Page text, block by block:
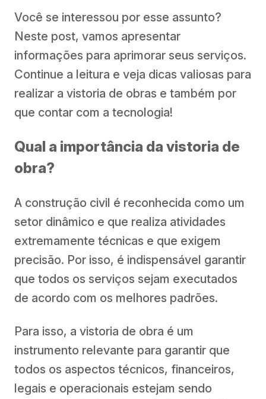
Você se interessou por esse assunto?
Neste post, vamos apresentar
informações para aprimorar seus serviços.
Continue a leitura e veja dicas valiosas para
realizar a vistoria de obras e também por
que contar com a tecnologia!
Qual a importância da vistoria de
obra?
A construção civil é reconhecida como um
setor dinâmico e que realiza atividades
extremamente técnicas e que exigem
precisão. Por isso, é indispensável garantir
que todos os serviços sejam executados
de acordo com os melhores padrões.
Para isso, a vistoria de obra é um
instrumento relevante para garantir que
todos os aspectos técnicos, financeiros,
legais e operacionais estejam sendo